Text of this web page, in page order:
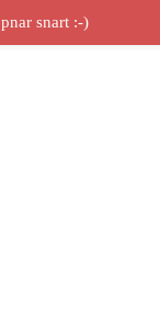
och transport för
snart :-)